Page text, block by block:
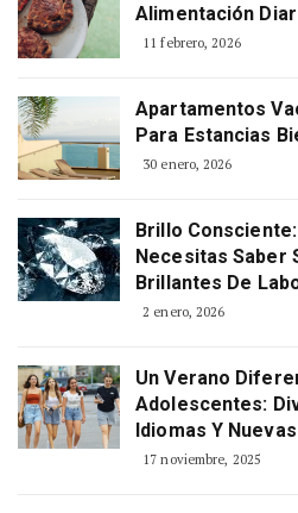
Alimentación
11 febrero, 2026
Apartamentos
Para Estancias
30 enero, 2026
Brillo
Necesitas Saber
Brillantes De
2 enero, 2026
Un Verano
Adolescentes:
Idiomas Y
17 noviembre, 2025